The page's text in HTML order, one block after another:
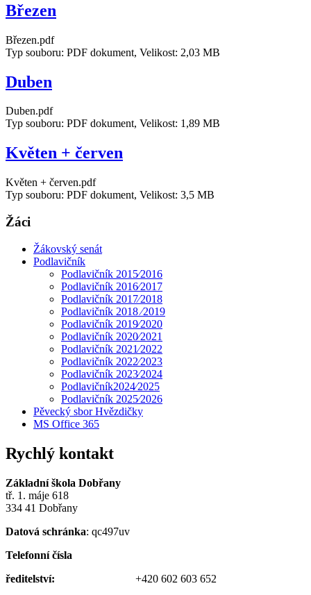
Březen
Březen.pdf
Typ souboru: PDF dokument, Velikost: 2,03 MB
Duben
Duben.pdf
Typ souboru: PDF dokument, Velikost: 1,89 MB
Květen + červen
Květen + červen.pdf
Typ souboru: PDF dokument, Velikost: 3,5 MB
Žáci
Žákovský senát
Podlavičník
Podlavičník 2015⁄2016
Podlavičník 2016⁄2017
Podlavičník 2017⁄2018
Podlavičník 2018 ⁄2019
Podlavičník 2019⁄2020
Podlavičník 2020⁄2021
Podlavičník 2021⁄2022
Podlavičník 2022⁄2023
Podlavičník 2023⁄2024
Podlavičník2024⁄2025
Podlavičník 2025⁄2026
Pěvecký sbor Hvězdičky
MS Office 365
Rychlý kontakt
Základní škola Dobřany
tř. 1. máje 618
334 41 Dobřany
Datová schránka: qc497uv
Telefonní čísla
ředitelství: +420 602 603 652